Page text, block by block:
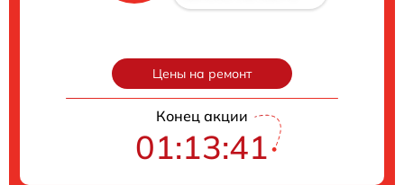
Цены на ремонт
Конец акции
01:13:40